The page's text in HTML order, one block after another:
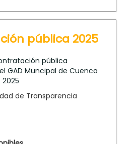
pública 2025
pública
GAD Muncipal de Cuenca
de Transparencia